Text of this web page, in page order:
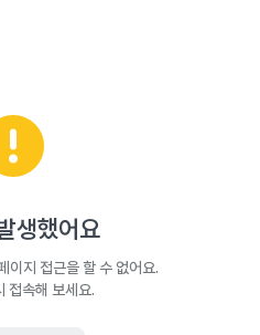
생했어요
이지 접근을 할 수 없어요.
접속해 보세요.